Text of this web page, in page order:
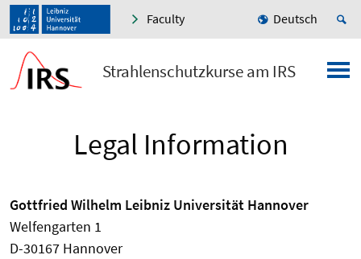
Faculty Deutsch
Strahlenschutzkurse am IRS
Legal Information
Gottfried Wilhelm Leibniz Universität Hannover
Welfengarten 1
D-30167 Hannover